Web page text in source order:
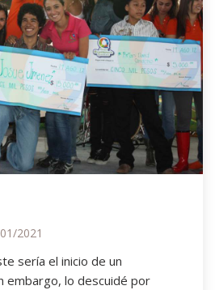
2021
sería el inicio de un
embargo, lo descuidé por